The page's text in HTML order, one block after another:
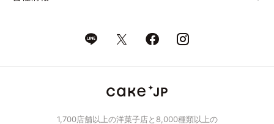
1,700店舗以上の洋菓子店と8,000種類以上の